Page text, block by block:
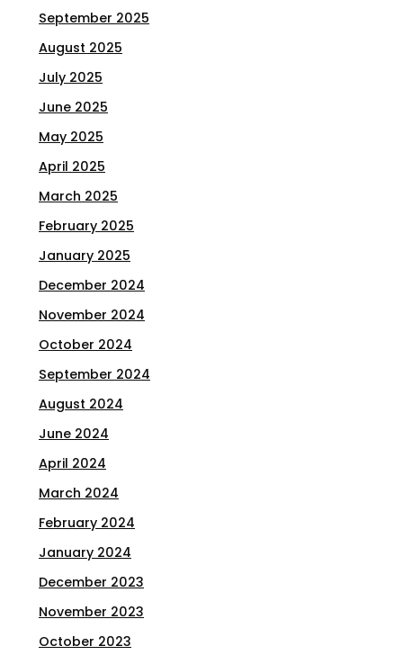
September 2025
August 2025
July 2025
June 2025
May 2025
April 2025
March 2025
February 2025
January 2025
December 2024
November 2024
October 2024
September 2024
August 2024
June 2024
April 2024
March 2024
February 2024
January 2024
December 2023
November 2023
October 2023